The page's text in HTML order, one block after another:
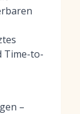
Time-to-
–